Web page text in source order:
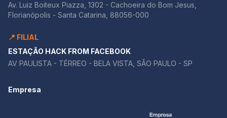
Av. Luiz Boiteux Piazza, 1302 - Cachoeira do Bom Jesus,
Florianópolis - Santa Catarina, 88056-000
📍 FILIAL
ESTAÇÃO HACK FROM FACEBOOK
AV PAULISTA - TÉRREO - BELA VISTA, SÃO PAULO - SP
Empresa